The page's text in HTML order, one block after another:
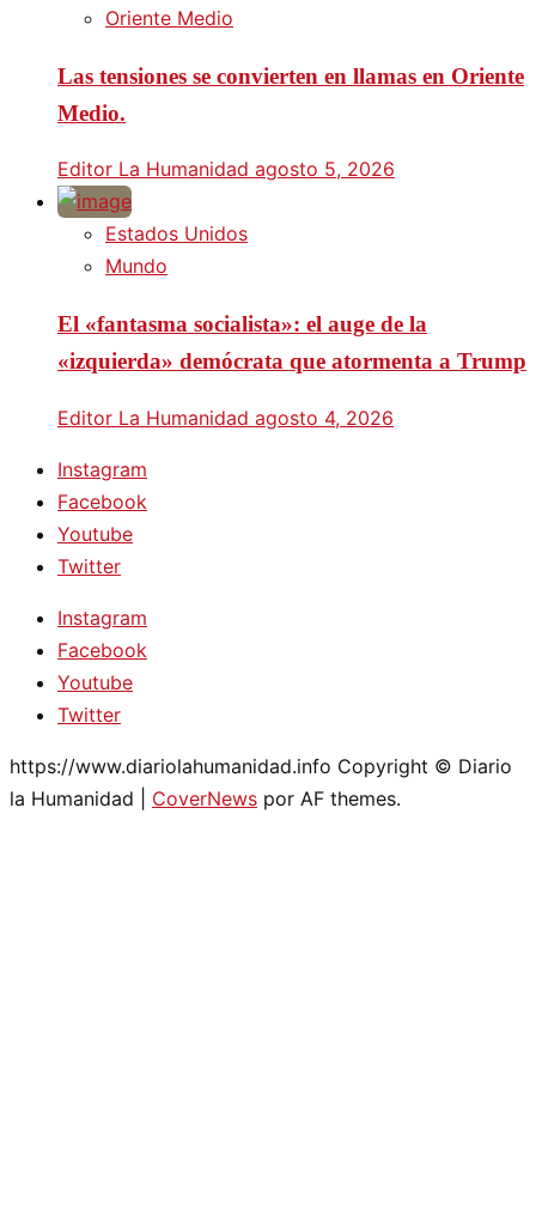
Oriente Medio
Las tensiones se convierten en llamas en Oriente
Medio.
Editor La Humanidad agosto 5, 2026
Estados Unidos
Mundo
El «fantasma socialista»: el auge de la
«izquierda» demócrata que atormenta a Trump
Editor La Humanidad agosto 4, 2026
Instagram
Facebook
Youtube
Twitter
Instagram
Facebook
Youtube
Twitter
https://www.diariolahumanidad.info Copyright © Diario
la Humanidad
CoverNews por AF themes.